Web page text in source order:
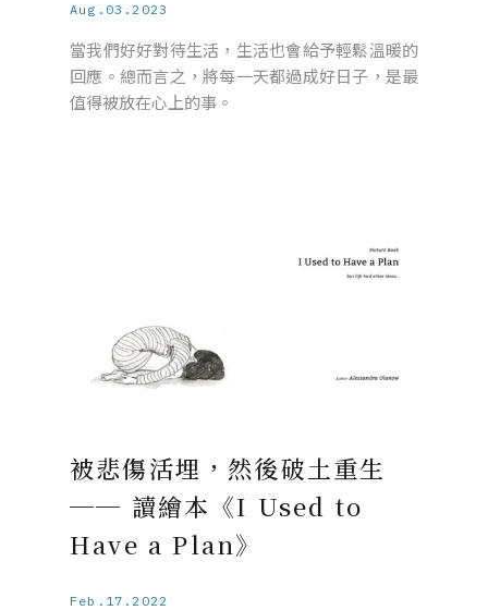
Aug.03.2023
當我們好好對待生活，生活也會給予輕鬆溫暖的
回應。總而言之，將每一天都過成好日子，是最
值得被放在心上的事。
被悲傷活埋，然後破土重生
── 讀繪本《I Used to
Have a Plan》
Feb.17.2022